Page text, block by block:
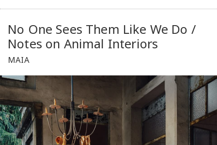
No One Sees Them Like We Do /
Notes on Animal Interiors
MAIA